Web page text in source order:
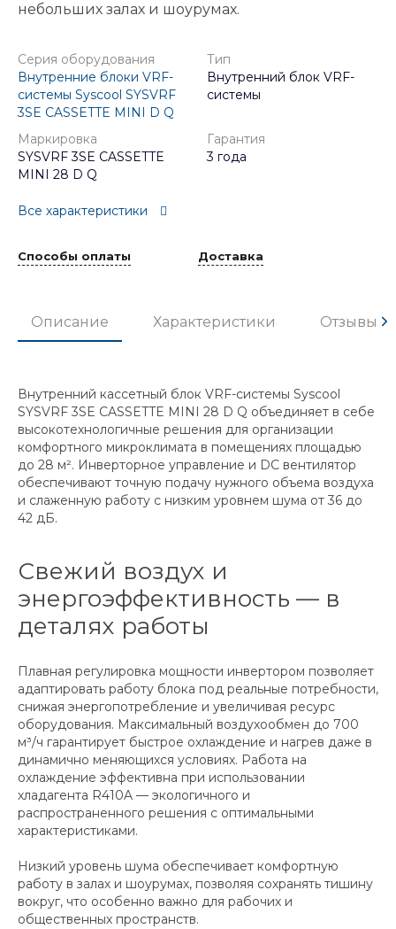
небольших залах и шоурумах.
Серия оборудования
Внутренние блоки VRF-
системы Syscool SYSVRF
3SE CASSETTE MINI D Q
Тип
Внутренний блок VRF-
системы
Маркировка
SYSVRF 3SE CASSETTE
MINI 28 D Q
Гарантия
3 года
Все характеристики
Способы оплаты Доставка
Описание Характеристики Отзывы
Внутренний кассетный блок VRF-системы Syscool
SYSVRF 3SE CASSETTE MINI 28 D Q объединяет в себе
высокотехнологичные решения для организации
комфортного микроклимата в помещениях площадью
до 28 м². Инверторное управление и DC вентилятор
обеспечивают точную подачу нужного объема воздуха
и слаженную работу с низким уровнем шума от 36 до
42 дБ.
Свежий воздух и
энергоэффективность — в
деталях работы
Плавная регулировка мощности инвертором позволяет
адаптировать работу блока под реальные потребности,
снижая энергопотребление и увеличивая ресурс
оборудования. Максимальный воздухообмен до 700
м³/ч гарантирует быстрое охлаждение и нагрев даже в
динамично меняющихся условиях. Работа на
охлаждение эффективна при использовании
хладагента R410A — экологичного и
распространенного решения с оптимальными
характеристиками.
Низкий уровень шума обеспечивает комфортную
работу в залах и шоурумах, позволяя сохранять тишину
вокруг, что особенно важно для рабочих и
общественных пространств.